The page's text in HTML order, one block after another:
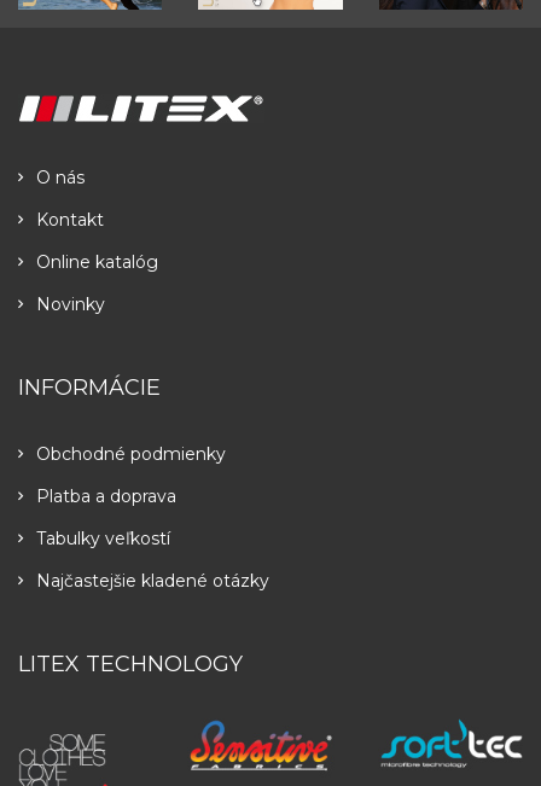
O nás
Kontakt
Online katalóg
Novinky
INFORMÁCIE
Obchodné podmienky
Platba a doprava
Tabulky veľkostí
Najčastejšie kladené otázky
LITEX TECHNOLOGY